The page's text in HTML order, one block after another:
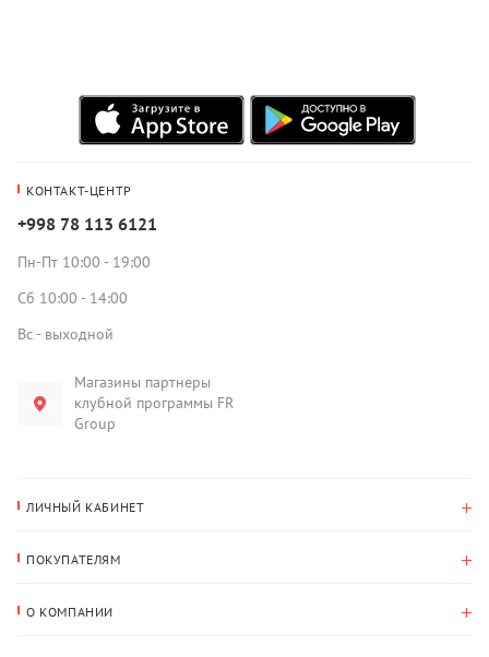
КОНТАКТ-ЦЕНТР
+998 78 113 6121
Пн-Пт 10:00 - 19:00
Сб 10:00 - 14:00
Вс - выходной
Магазины партнеры
клубной программы FR
Group
ЛИЧНЫЙ КАБИНЕТ
Адрес для доставки
ПОКУПАТЕЛЯМ
О КОМПАНИИ